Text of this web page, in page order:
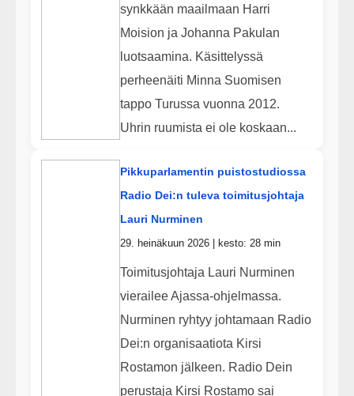
synkkään maailmaan Harri
Moision ja Johanna Pakulan
luotsaamina. Käsittelyssä
perheenäiti Minna Suomisen
tappo Turussa vuonna 2012.
Uhrin ruumista ei ole koskaan...
Pikkuparlamentin puistostudiossa
Radio Dei:n tuleva toimitusjohtaja
Lauri Nurminen
29. heinäkuun 2026 | kesto: 28 min
Toimitusjohtaja Lauri Nurminen
vierailee Ajassa-ohjelmassa.
Nurminen ryhtyy johtamaan Radio
Dei:n organisaatiota Kirsi
Rostamon jälkeen. Radio Dein
perustaja Kirsi Rostamo sai